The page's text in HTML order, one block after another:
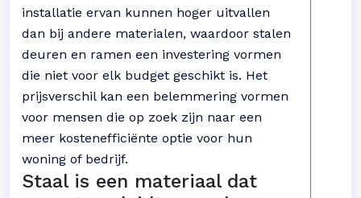
installatie ervan kunnen hoger uitvallen
dan bij andere materialen, waardoor stalen
deuren en ramen een investering vormen
die niet voor elk budget geschikt is. Het
prijsverschil kan een belemmering vormen
voor mensen die op zoek zijn naar een
meer kostenefficiënte optie voor hun
woning of bedrijf.
Staal is een materiaal dat